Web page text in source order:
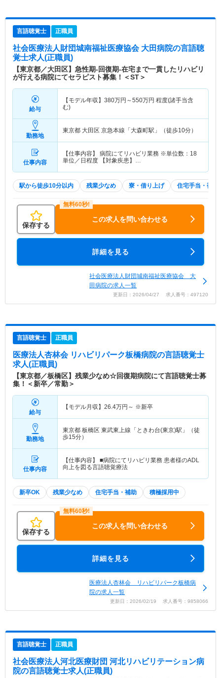
言語聴覚士 正職員
社会医療法人財団城南福祉医療協会 大田病院の言語聴
覚士求人(正職員)
【東京都／大田区】急性期-回復期-在宅まで一貫したリハビリ
が行える病院にてセラピスト募集！＜ST＞
給与
【モデル年収】 380万円～550万円 程度(諸手当含
む)
勤務地
東京都 大田区 京急本線「大森町駅」（徒歩10分）
仕事内容
【仕事内容】 病院にてリハビリ業務 ※単位数：18
単位／日程度 【対象疾患】…
駅から徒歩10分以内 残業少なめ 寮・借り上げ 住宅手当・補助
保存する
この求人を問い合わせる
詳細を見る
社会医療法人財団城南福祉医療協会 大
田病院の求人一覧
更新日：2026/04/27 求人番号：497120
言語聴覚士 正職員
医療法人杏林会 リハビリパーク板橋病院の言語聴覚士
求人(正職員)
【東京都／板橋区】残業少なめ☆回復期病院にて言語聴覚士募
集！＜新卒／常勤＞
給与
【モデル月収】 26.4万円～ ※新卒
勤務地
東京都 板橋区 東武東上線「ときわ台(東京)駅」（徒
歩15分）
仕事内容
【仕事内容】 ■病院にてリハビリ業務 患者様のADL
向上を図る言語聴覚療法
新卒OK 残業少なめ 住宅手当・補助 積極採用中
保存する
この求人を問い合わせる
詳細を見る
医療法人杏林会 リハビリパーク板橋病
院の求人一覧
更新日：2026/02/19 求人番号：9858066
言語聴覚士 正職員
社会医療法人河北医療財団 河北リハビリテーション病
院の言語聴覚士求人(正職員)